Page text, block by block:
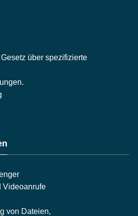
über spezifizierte
Videoanrufe
von Dateien,